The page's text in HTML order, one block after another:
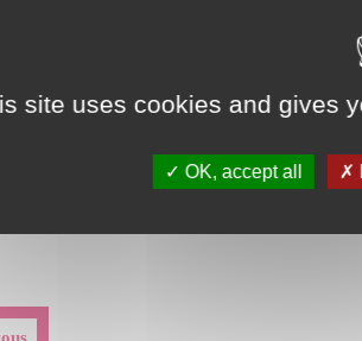
site uses cookies and gives
OK, accept all